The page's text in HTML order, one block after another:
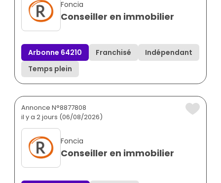
Foncia
Conseiller en immobilier
Arbonne 64210 Franchisé
Indépendant
Temps plein
Annonce N°8877808
il y a 2 jours (06/08/2026)
Foncia
Conseiller en immobilier